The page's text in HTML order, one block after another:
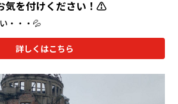
気を付けください！⚠️
・・・💦
詳しくはこちら